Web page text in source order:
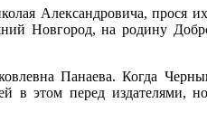
Александровича, прося
Новгород, на родину
Панаева. Когда
в этом перед издателями,